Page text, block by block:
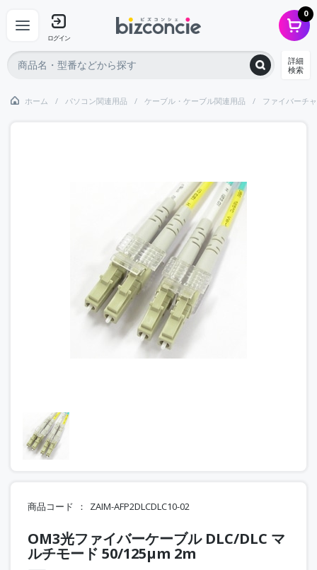
ログイン
0
詳細
検索
ホーム パソコン関連用品 ケーブル・ケーブル関連用品 ファイバーチ
商品コード ZAIM-AFP2DLCDLC10-02
OM3光ファイバーケーブル DLC/DLC マ
ルチモード 50/125μm 2m